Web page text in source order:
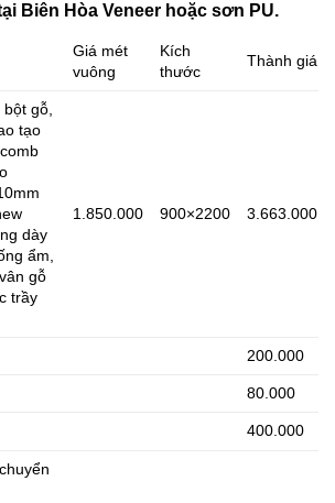
Biên Hòa Veneer hoặc sơn PU.
Giá mét
vuông
Kích
thước
Thành giá
gỗ,
tạo
dày
ẩm,
gỗ
trầy
1.850.000 900×2200 3.663.000
200.000
80.000
400.000